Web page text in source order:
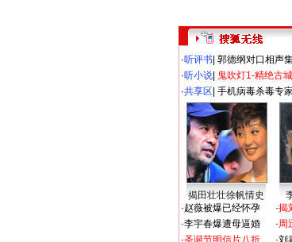
·听评书 郭德纲对口相声
·听小说 鬼吹灯1-精绝古城
·共享区 手机病毒杀毒专家
揭田壮壮徐帆情史
·赵薇被爆已经怀孕
·李宇春爆遭母逼婚
·圣诞节明信片八折
·揭
·周
·刘